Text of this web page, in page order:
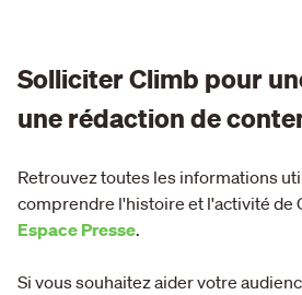
Solliciter Climb pour
une rédaction de
Retrouvez toutes les informations
comprendre l'histoire et l'activité de
Espace Presse.
Si vous souhaitez aider votre